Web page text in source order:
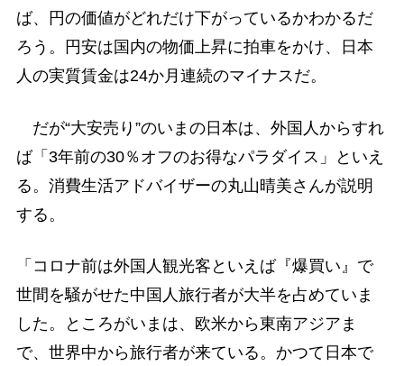
ば、円の価値がどれだけ下がっているかわかるだ
ろう。円安は国内の物価上昇に拍車をかけ、日本
人の実質賃金は24か月連続のマイナスだ。
だが“大安売り”のいまの日本は、外国人からすれ
ば「3年前の30％オフのお得なパラダイス」といえ
る。消費生活アドバイザーの丸山晴美さんが説明
する。
「コロナ前は外国人観光客といえば『爆買い』で
世間を騒がせた中国人旅行者が大半を占めていま
した。ところがいまは、欧米から東南アジアま
で、世界中から旅行者が来ている。かつて日本で